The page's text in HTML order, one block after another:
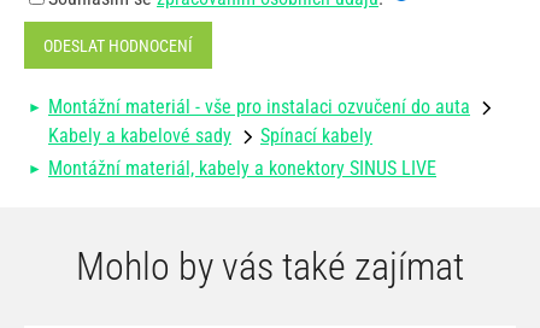
ODESLAT HODNOCENÍ
Montážní materiál - vše pro instalaci ozvučení do auta
Kabely a kabelové sady
Spínací kabely
Montážní materiál, kabely a konektory SINUS LIVE
Mohlo by vás také zajímat